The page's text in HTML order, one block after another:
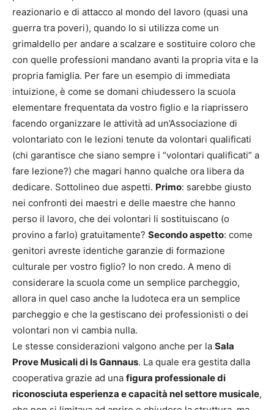
reazionario e di attacco al mondo del lavoro (quasi una
guerra tra poveri), quando lo si utilizza come un
grimaldello per andare a scalzare e sostituire coloro che
con quelle professioni mandano avanti la propria vita e la
propria famiglia. Per fare un esempio di immediata
intuizione, è come se domani chiudessero la scuola
elementare frequentata da vostro figlio e la riaprissero
facendo organizzare le attività ad un’Associazione di
volontariato con le lezioni tenute da volontari qualificati
(chi garantisce che siano sempre i “volontari qualificati” a
fare lezione?) che magari hanno qualche ora libera da
dedicare. Sottolineo due aspetti. Primo: sarebbe giusto
nei confronti dei maestri e delle maestre che hanno
perso il lavoro, che dei volontari li sostituiscano (o
provino a farlo) gratuitamente? Secondo aspetto: come
genitori avreste identiche garanzie di formazione
culturale per vostro figlio? Io non credo. A meno di
considerare la scuola come un semplice parcheggio,
allora in quel caso anche la ludoteca era un semplice
parcheggio e che la gestiscano dei professionisti o dei
volontari non vi cambia nulla.
Le stesse considerazioni valgono anche per la Sala
Prove Musicali di Is Gannaus. La quale era gestita dalla
cooperativa grazie ad una figura professionale di
riconosciuta esperienza e capacità nel settore musicale,